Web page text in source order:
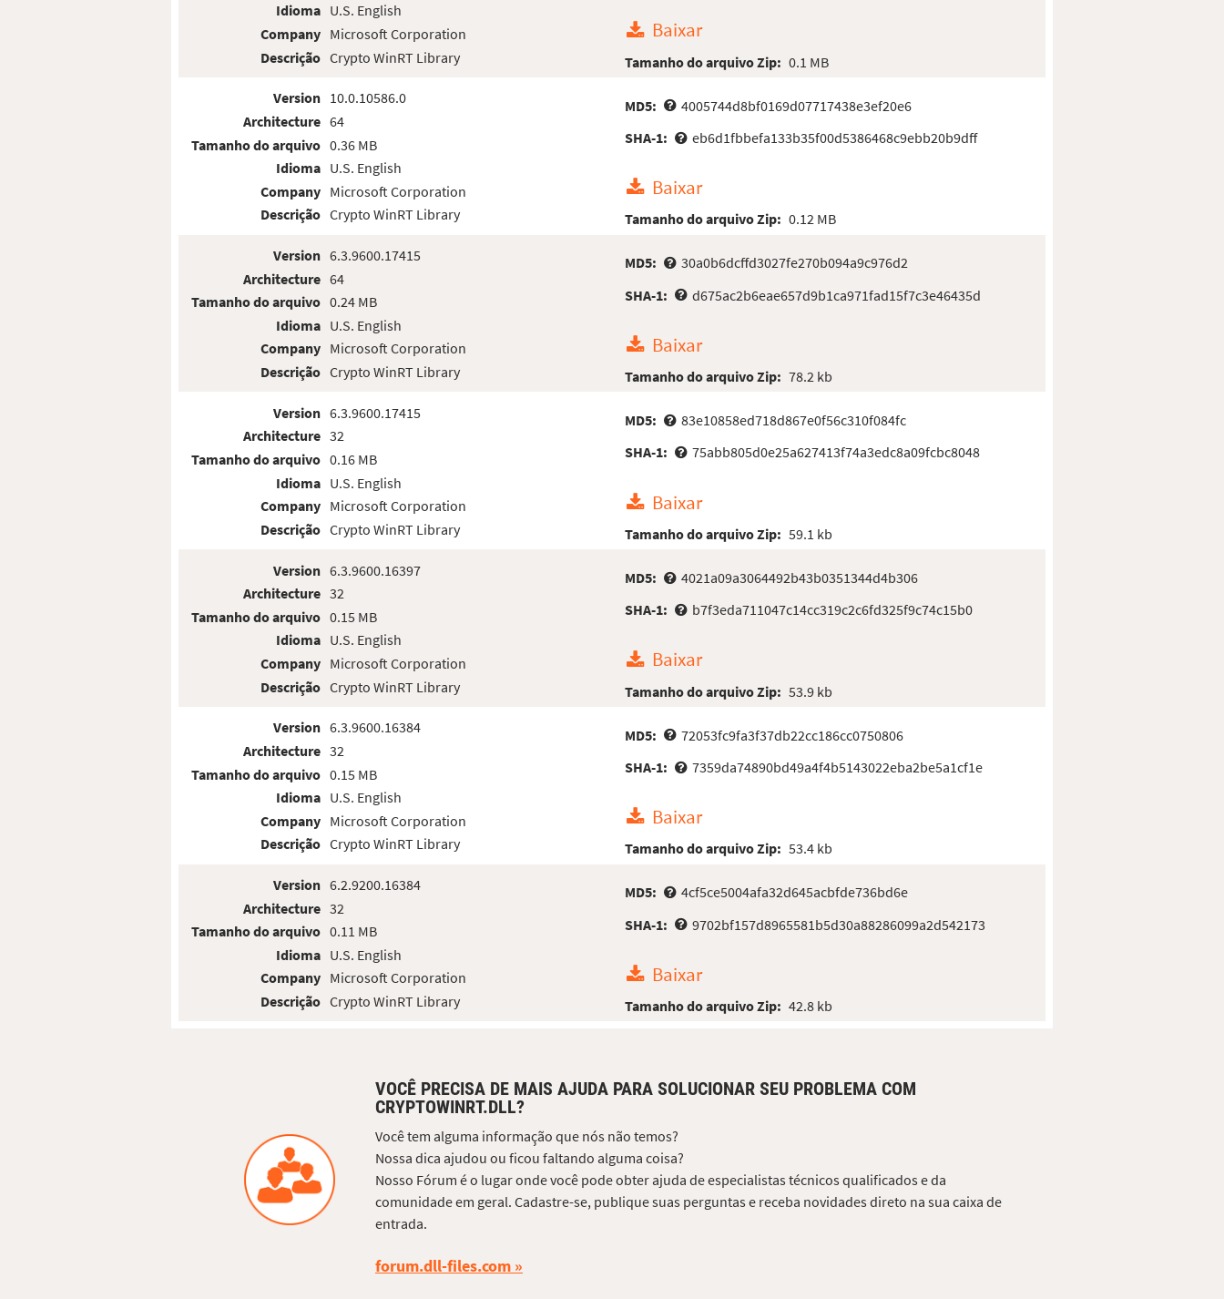
Idioma
Company
Descrição
U.S. English
Microsoft Corporation
Crypto WinRT Library
Baixar
Tamanho do arquivo Zip: 0.1 MB
Version
Architecture
Tamanho do arquivo
Idioma
Company
Descrição
10.0.10586.0
64
0.36 MB
U.S. English
Microsoft Corporation
Crypto WinRT Library
MD5:
4005744d8bf0169d07717438e3ef20e6
SHA-1:
eb6d1fbbefa133b35f00d5386468c9ebb20b9dff
Baixar
Tamanho do arquivo Zip: 0.12 MB
Version
Architecture
Tamanho do arquivo
Idioma
Company
Descrição
6.3.9600.17415
64
0.24 MB
U.S. English
Microsoft Corporation
Crypto WinRT Library
MD5:
30a0b6dcffd3027fe270b094a9c976d2
SHA-1:
d675ac2b6eae657d9b1ca971fad15f7c3e46435d
Baixar
Tamanho do arquivo Zip: 78.2 kb
Version
Architecture
Tamanho do arquivo
Idioma
Company
Descrição
6.3.9600.17415
32
0.16 MB
U.S. English
Microsoft Corporation
Crypto WinRT Library
MD5:
83e10858ed718d867e0f56c310f084fc
SHA-1:
75abb805d0e25a627413f74a3edc8a09fcbc8048
Baixar
Tamanho do arquivo Zip: 59.1 kb
Version
Architecture
Tamanho do arquivo
Idioma
Company
Descrição
6.3.9600.16397
32
0.15 MB
U.S. English
Microsoft Corporation
Crypto WinRT Library
MD5:
4021a09a3064492b43b0351344d4b306
SHA-1:
b7f3eda711047c14cc319c2c6fd325f9c74c15b0
Baixar
Tamanho do arquivo Zip: 53.9 kb
Version
Architecture
Tamanho do arquivo
Idioma
Company
Descrição
6.3.9600.16384
32
0.15 MB
U.S. English
Microsoft Corporation
Crypto WinRT Library
MD5:
72053fc9fa3f37db22cc186cc0750806
SHA-1:
7359da74890bd49a4f4b5143022eba2be5a1cf1e
Baixar
Tamanho do arquivo Zip: 53.4 kb
Version
Architecture
Tamanho do arquivo
Idioma
Company
Descrição
6.2.9200.16384
32
0.11 MB
U.S. English
Microsoft Corporation
Crypto WinRT Library
MD5:
4cf5ce5004afa32d645acbfde736bd6e
SHA-1:
9702bf157d8965581b5d30a88286099a2d542173
Baixar
Tamanho do arquivo Zip: 42.8 kb
VOCÊ PRECISA DE MAIS AJUDA PARA SOLUCIONAR SEU PROBLEMA COM
CRYPTOWINRT.DLL?
Você tem alguma informação que nós não temos?
Nossa dica ajudou ou ficou faltando alguma coisa?
Nosso Fórum é o lugar onde você pode obter ajuda de especialistas técnicos qualificados e da
comunidade em geral. Cadastre-se, publique suas perguntas e receba novidades direto na sua caixa de
entrada.
forum.dll-files.com